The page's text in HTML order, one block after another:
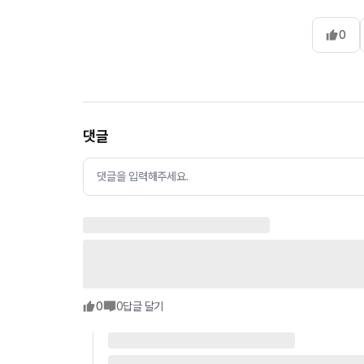
0
댓글
댓글을 입력해주세요.
0 0답글 달기